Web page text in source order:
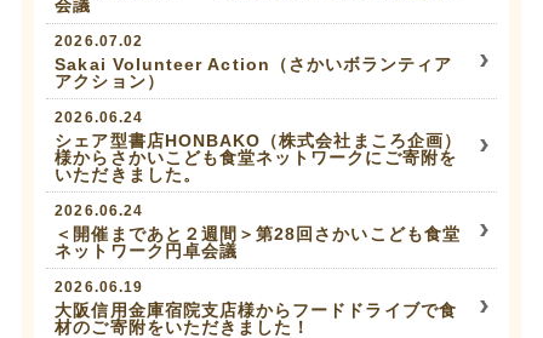
会議
2026.07.02
Sakai Volunteer Action（さかいボランティア
アクション）
2026.06.24
シェア型書店HONBAKO（株式会社まころ企画）
様からさかいこども食堂ネットワークにご寄附を
いただきました。
2026.06.24
＜開催まであと２週間＞第28回さかいこども食堂
ネットワーク円卓会議
2026.06.19
大阪信用金庫宿院支店様からフードドライブで食
材のご寄附をいただきました！